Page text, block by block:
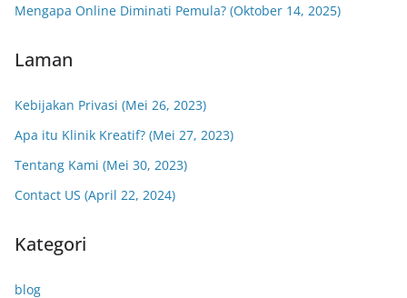
Mengapa Online Diminati Pemula? (Oktober 14, 2025)
Laman
Kebijakan Privasi (Mei 26, 2023)
Apa itu Klinik Kreatif? (Mei 27, 2023)
Tentang Kami (Mei 30, 2023)
Contact US (April 22, 2024)
Kategori
blog